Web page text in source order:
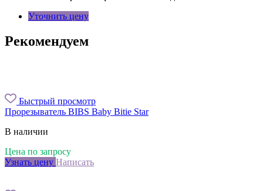
Уточнить цену
Рекомендуем
Быстрый просмотр
Прорезыватель BIBS Baby Bitie Star
В наличии
Цена по запросу
Узнать цену Написать